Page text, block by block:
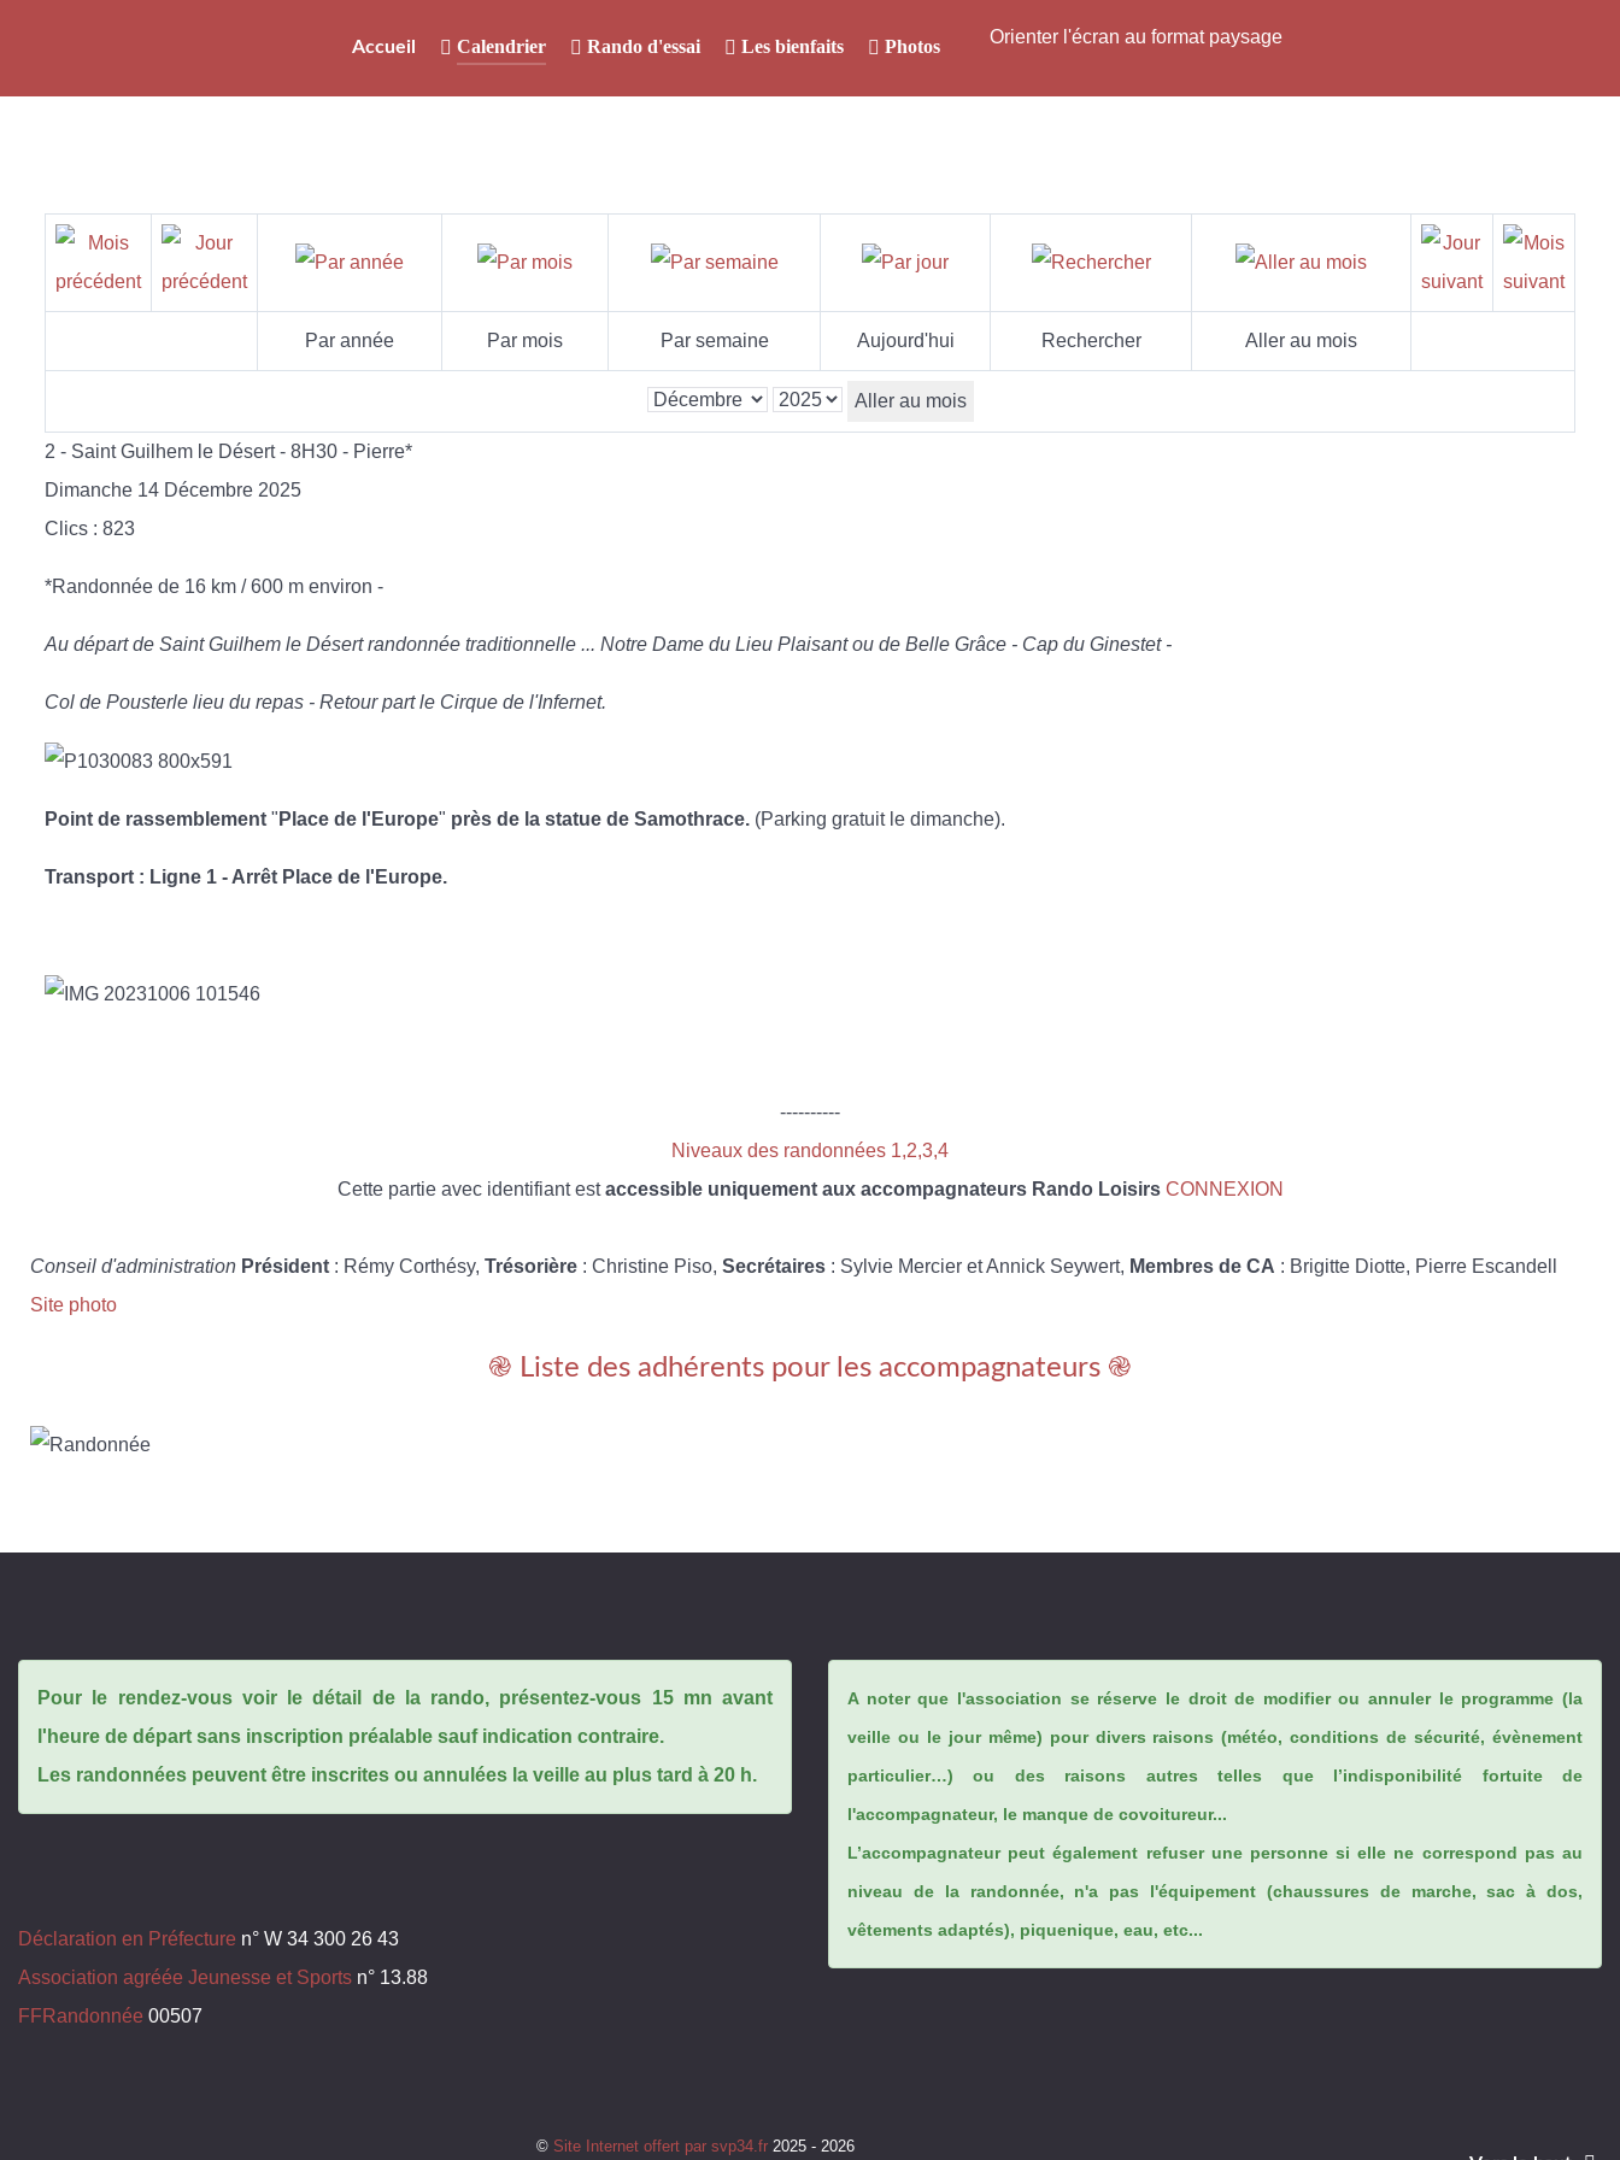
Accueil Calendrier Rando d'essai Les bienfaits Photos Orienter l'écran au format paysage
Par année Par mois Par semaine Aujourd'hui Rechercher Aller au mois
Aller au mois
2 - Saint Guilhem le Désert - 8H30 - Pierre*
Dimanche 14 Décembre 2025
Clics : 823
*Randonnée de 16 km / 600 m environ -
Au départ de Saint Guilhem le Désert randonnée traditionnelle ... Notre Dame du Lieu Plaisant ou de Belle Grâce - Cap du Ginestet -
Col de Pousterle lieu du repas - Retour part le Cirque de l'Infernet.
Point de rassemblement " Place de l'Europe" près de la statue de Samothrace. (Parking gratuit le dimanche).
Transport : Ligne 1 - Arrêt Place de l'Europe.
----------
Niveaux des randonnées 1,2,3,4
Cette partie avec identifiant estaccessible uniquement aux accompagnateurs Rando Loisirs CONNEXION
Conseil d'administration Président : Rémy Corthésy, Trésorière : Christine Piso, Secrétaires : Sylvie Mercier et Annick Seywert, Membres de CA : Brigitte Diotte, Pierre Escandell
Site photo
֎ Liste des adhérents pour les accompagnateurs ֎
Pour le rendez-vous voir le détail de la rando, présentez-vous 15 mn avant
l'heure de départ sans inscription préalable sauf indication contraire.
Les randonnées peuvent être inscrites ou annulées la veille au plus tard à 20 h.
Déclaration en Préfecture n° W 34 300 26 43
Association agréée Jeunesse et Sports n° 13.88
FFRandonnée 00507
A noter que l'association se réserve le droit de modifier ou annuler le programme (la
veille ou le jour même) pour divers raisons (météo, conditions de sécurité, évènement
particulier…) ou des raisons autres telles que l’indisponibilité fortuite de
l'accompagnateur, le manque de covoitureur...
L’accompagnateur peut également refuser une personne si elle ne correspond pas au
niveau de la randonnée, n'a pas l'équipement (chaussures de marche, sac à dos,
vêtements adaptés), piquenique, eau, etc...
© Site Internet offert par svp34.fr2025 - 2026